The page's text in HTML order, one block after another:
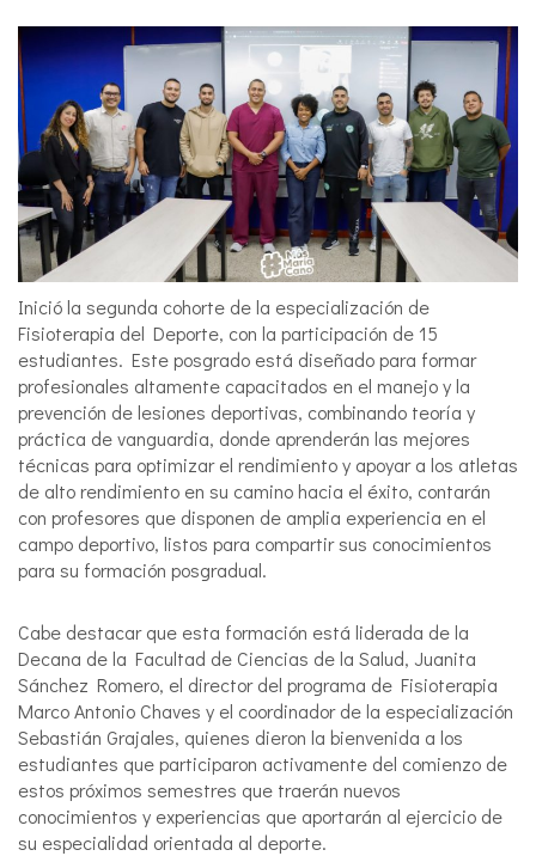
Inició la segunda cohorte de la especialización de
Fisioterapia del Deporte, con la participación de 15
estudiantes. Este posgrado está diseñado para formar
profesionales altamente capacitados en el manejo y la
prevención de lesiones deportivas, combinando teoría y
práctica de vanguardia, donde aprenderán las mejores
técnicas para optimizar el rendimiento y apoyar a los atletas
de alto rendimiento en su camino hacia el éxito, contarán
con profesores que disponen de amplia experiencia en el
campo deportivo, listos para compartir sus conocimientos
para su formación posgradual.
Cabe destacar que esta formación está liderada de la
Decana de la Facultad de Ciencias de la Salud, Juanita
Sánchez Romero, el director del programa de Fisioterapia
Marco Antonio Chaves y el coordinador de la especialización
Sebastián Grajales, quienes dieron la bienvenida a los
estudiantes que participaron activamente del comienzo de
estos próximos semestres que traerán nuevos
conocimientos y experiencias que aportarán al ejercicio de
su especialidad orientada al deporte.